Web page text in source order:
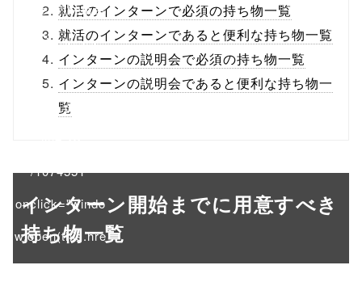
content/themes
/tapbiz_theme/
parts/sns-
buttons.php on
/1074551"
onclick="windo
w.open(this.hre
f, 'Gwindow',
就活のインターンで必須の持ち物一覧
就活のインターンであると便利な持ち物一覧
インターンの説明会で必須の持ち物一覧
インターンの説明会であると便利な持ち物一
覧
インターン開始までに用意すべき
持ち物一覧